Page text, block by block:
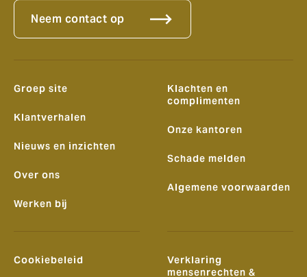
Neem contact op
Groep site
Klantverhalen
Nieuws en inzichten
Over ons
Werken bij
Klachten en
complimenten
Onze kantoren
Schade melden
Algemene voorwaarden
Cookiebeleid
Verklaring
mensenrechten &